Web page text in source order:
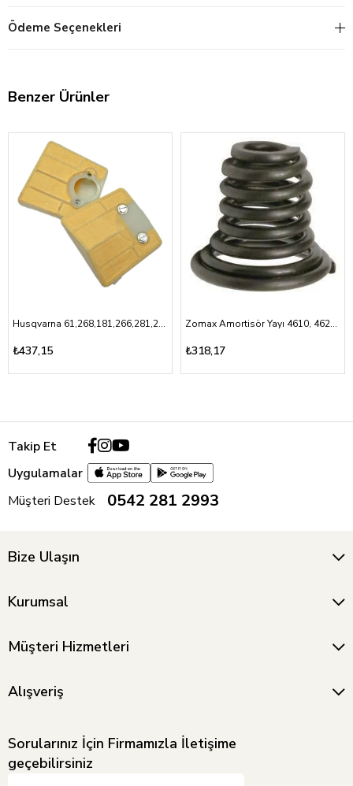
Ödeme Seçenekleri
Benzer Ürünler
Husqvarna 61,268,181,266,281,288- Hava Filtresi
₺437,15
Zomax Amortisör Yayı 4610, 4620,5010,5030
₺318,17
Takip Et
Uygulamalar
Müşteri Destek
0542 281 2993
Bize Ulaşın
Kurumsal
Müşteri Hizmetleri
Alışveriş
Sorularınız İçin Firmamızla İletişime
geçebilirsiniz